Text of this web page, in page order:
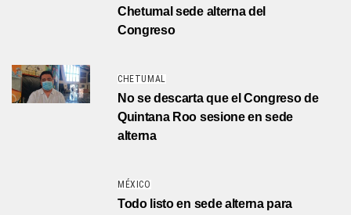
Chetumal sede alterna del
Congreso
CHETUMAL
No se descarta que el Congreso de
Quintana Roo sesione en sede
alterna
MÉXICO
Todo listo en sede alterna para